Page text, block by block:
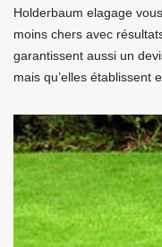
Holderbaum elagage
moins chers avec
garantissent aussi un
mais qu’elles établissent